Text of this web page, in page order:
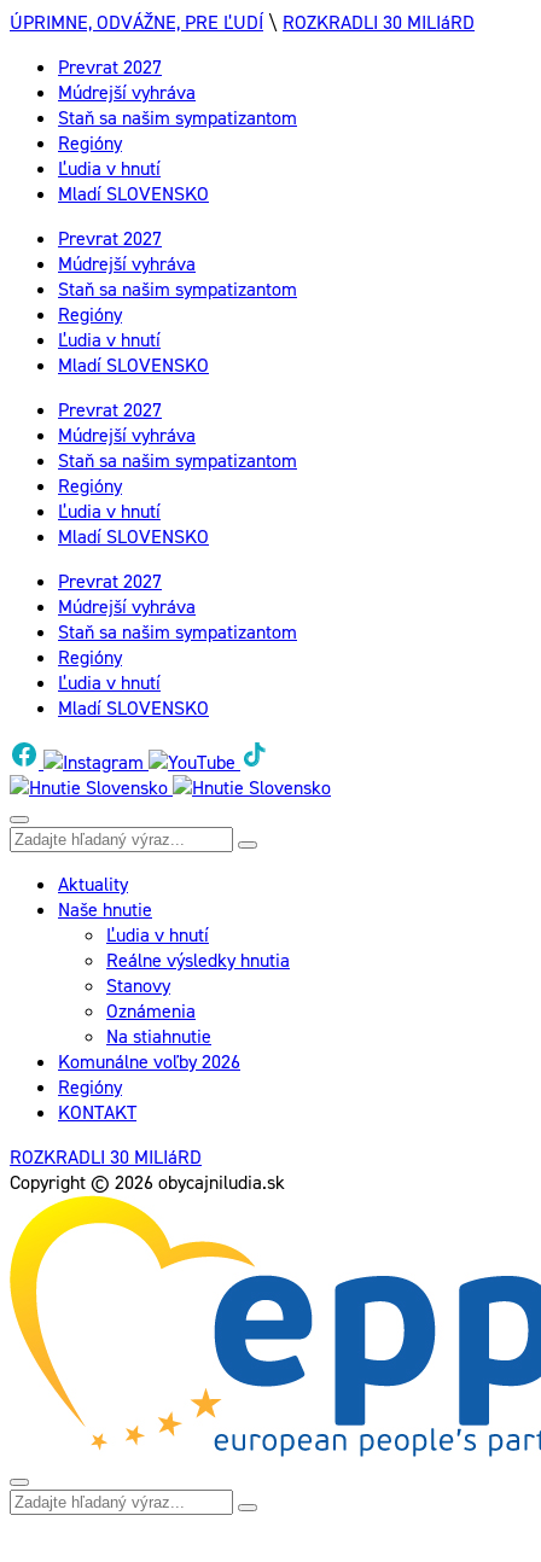
ÚPRIMNE, ODVÁŽNE, PRE ĽUDÍ \ ROZKRADLI 30 MILIáRD
Prevrat 2027
Múdrejší vyhráva
Staň sa našim sympatizantom
Regióny
Ľudia v hnutí
Mladí SLOVENSKO
Prevrat 2027
Múdrejší vyhráva
Staň sa našim sympatizantom
Regióny
Ľudia v hnutí
Mladí SLOVENSKO
Prevrat 2027
Múdrejší vyhráva
Staň sa našim sympatizantom
Regióny
Ľudia v hnutí
Mladí SLOVENSKO
Prevrat 2027
Múdrejší vyhráva
Staň sa našim sympatizantom
Regióny
Ľudia v hnutí
Mladí SLOVENSKO
Aktuality
Naše hnutie
Ľudia v hnutí
Reálne výsledky hnutia
Stanovy
Oznámenia
Na stiahnutie
Komunálne voľby 2026
Regióny
KONTAKT
ROZKRADLI 30 MILIáRD
Copyright © 2026 obycajniludia.sk